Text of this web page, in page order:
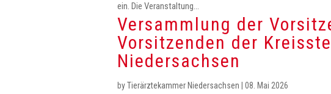
ein. Die Veranstaltung...
Versammlung der
Vorsitzenden der
Niedersachsen
byTierärztekammer Niedersachsen 08. Mai 2026